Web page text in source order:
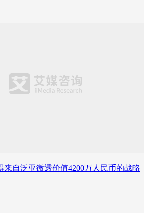
来自泛亚微透价值4200万人民币的战略